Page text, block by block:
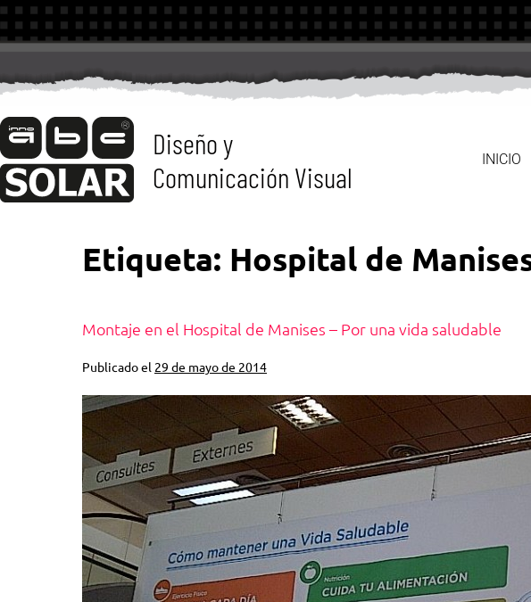
Diseño y
Comunicación Visual
INICIO
Etiqueta: Hospital de
Montaje en el Hospital de Manises – Por una vida saludable
Publicado el 29 de mayo de 2014